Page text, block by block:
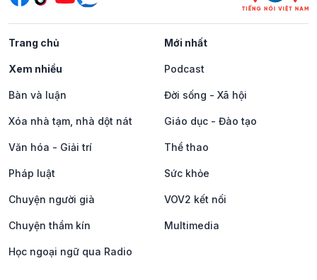
Trang chủ Mới nhất
Xem nhiều Podcast
Bàn và luận Đời sống - Xã hội
Xóa nhà tạm, nhà dột nát Giáo dục - Đào tạo
Văn hóa - Giải trí Thể thao
Pháp luật Sức khỏe
Chuyện người già VOV2 kết nối
Chuyện thầm kín Multimedia
Học ngoại ngữ qua Radio